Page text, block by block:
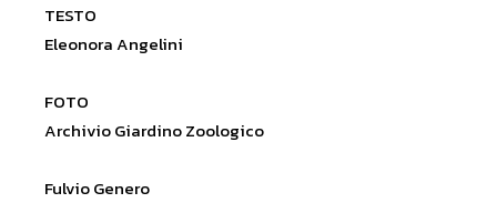
TESTO
Eleonora Angelini
FOTO
Archivio Giardino Zoologico
Fulvio Genero